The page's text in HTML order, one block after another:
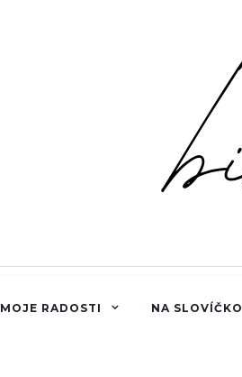
MOJE RADOSTI NA SLOVÍČKO